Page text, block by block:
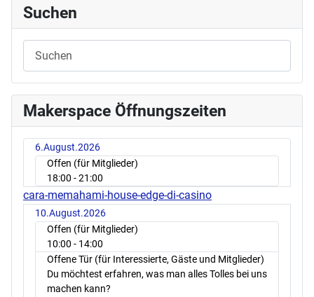
Suchen
Makerspace Öffnungszeiten
6.August.2026
Offen (für Mitglieder)
18:00 - 21:00
cara-memahami-house-edge-di-casino
10.August.2026
Offen (für Mitglieder)
10:00 - 14:00
Offene Tür (für Interessierte, Gäste und Mitglieder)
Du möchtest erfahren, was man alles Tolles bei uns
machen kann?